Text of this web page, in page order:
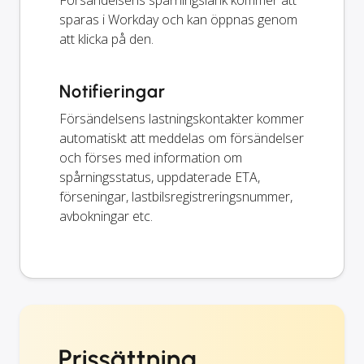
sparas i Workday och kan öppnas genom
att klicka på den.
Notifieringar
Försändelsens lastningskontakter kommer
automatiskt att meddelas om försändelser
och förses med information om
spårningsstatus, uppdaterade ETA,
förseningar, lastbilsregistreringsnummer,
avbokningar etc.